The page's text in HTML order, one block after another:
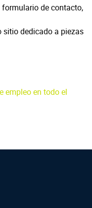
de contacto,
sitio dedicado a piezas
empleo en todo el